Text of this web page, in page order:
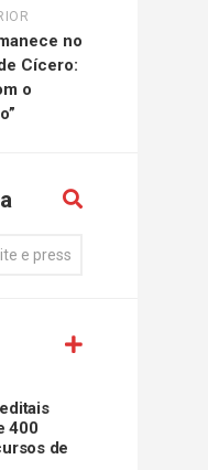
no
Cícero:
o
400
de